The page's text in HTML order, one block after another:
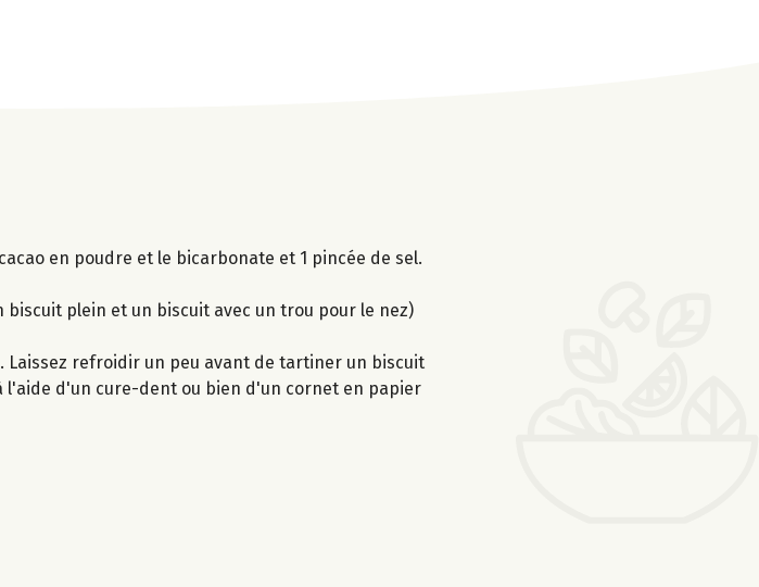
en poudre et le bicarbonate et 1 pincée de sel.
plein et un biscuit avec un trou pour le nez)
Laissez refroidir un peu avant de tartiner un biscuit
l'aide d'un cure-dent ou bien d'un cornet en papier